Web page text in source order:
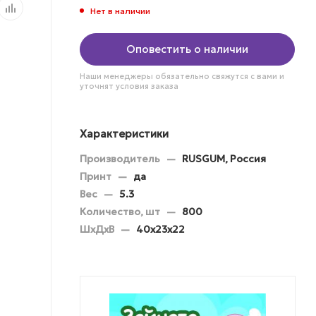
Нет в наличии
Оповестить о наличии
Наши менеджеры обязательно свяжутся с вами и
уточнят условия заказа
Характеристики
Производитель — RUSGUM, Россия
Принт — да
Вес — 5.3
Количество, шт — 800
ШхДхВ — 40х23х22